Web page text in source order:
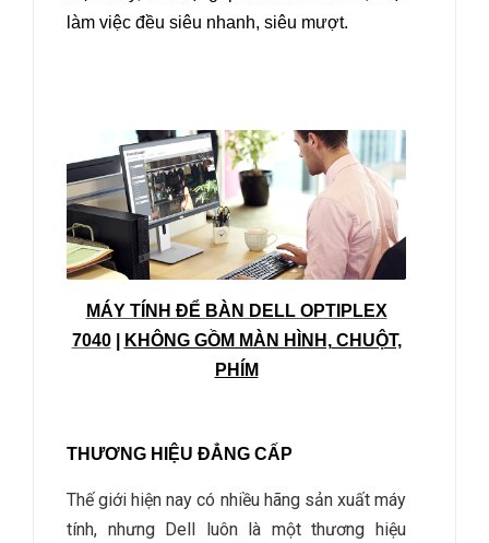
làm việc đều siêu nhanh, siêu mượt.
MÁY TÍNH ĐỂ BÀN DELL OPTIPLEX
7040| KHÔNG GỒM MÀN HÌNH,CHUỘT,
PHÍM
THƯƠNG HIỆU ĐẲNG CẤP
Thế giới hiện nay có nhiều hãng sản xuất máy
tính, nhưng Dell luôn là một thương hiệu